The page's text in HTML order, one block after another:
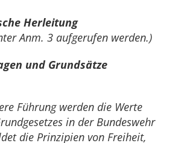
Herleitung
Anm. 3 aufgerufen werden.)
und Grundsätze
Führung werden die Werte
in der Bundeswehr
die Prinzipien von Freiheit,